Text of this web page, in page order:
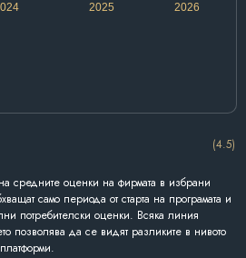
2026
2025
(4.5)
средните оценки на фирмата в избрани
само периода от старта на програмата и
потребителски оценки. Всяка линия
позволява да се видят разликите в нивото